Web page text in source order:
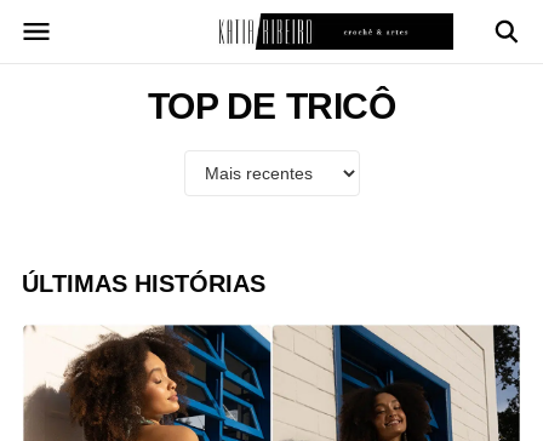
para
TOP DE TRICÔ
ÚLTIMAS HISTÓRIAS